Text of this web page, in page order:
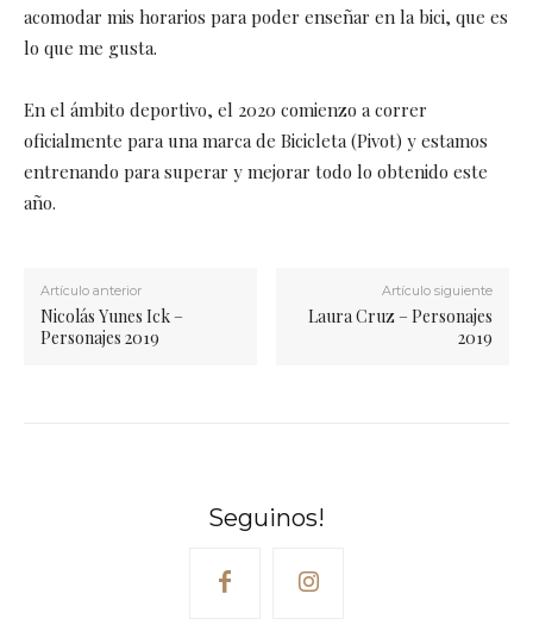
acomodar mis horarios para poder enseñar en la bici, que es
lo que me gusta.
En el ámbito deportivo, el 2020 comienzo a correr
oficialmente para una marca de Bicicleta (Pivot) y estamos
entrenando para superar y mejorar todo lo obtenido este
año.
Artículo anterior
Nicolás Yunes Ick –
Personajes 2019
Artículo siguiente
Laura Cruz – Personajes
2019
Seguinos!